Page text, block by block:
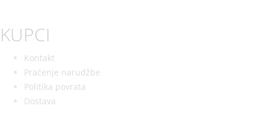
KUPCI
Kontakt
Praćenje narudžbe
Politika povrata
Dostava